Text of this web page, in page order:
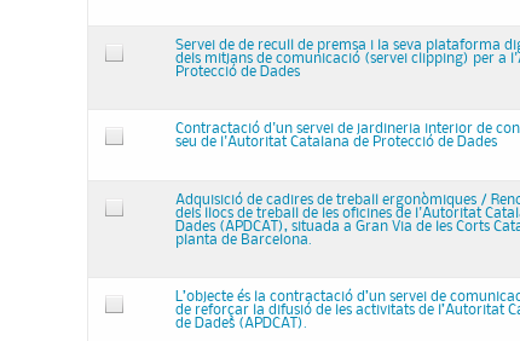
Servei de de recull de premsa i la seva plataforma
dels mitjans de comunicació (servei clipping) per a
Protecció de Dades
Contractació d'un servei de jardineria interior de
seu de l'Autoritat Catalana de Protecció de Dades
Adquisició de cadires de treball ergonòmiques /
dels llocs de treball de les oficines de l'Autoritat
Dades (APDCAT), situada a Gran Via de les Corts
planta de Barcelona.
L’objecte és la contractació d’un servei de
de reforçar la difusió de les activitats de l’Autoritat
de Dades (APDCAT).